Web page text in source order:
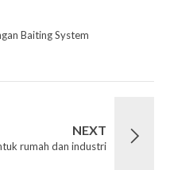
Baiting System
NEXT
rumah dan industri